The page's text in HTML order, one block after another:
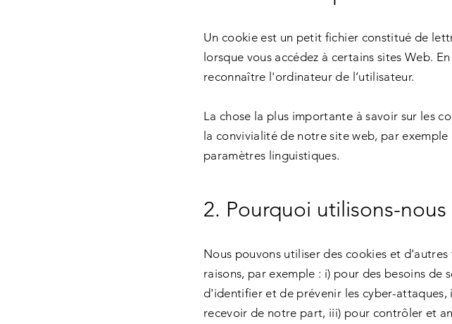
Un cookie est un petit fichier constitué de
lorsque vous accédez à certains sites Web.
reconnaître l'ordinateur de l’utilisateur.
La chose la plus importante à savoir sur les
la convivialité de notre site web, par
paramètres linguistiques.
2. Pourquoi utilisons-nous
Nous pouvons utiliser des cookies et
raisons, par exemple : i) pour des besoins
d'identifier et de prévenir les cyber-attaques,
recevoir de notre part, iii) pour contrôler et